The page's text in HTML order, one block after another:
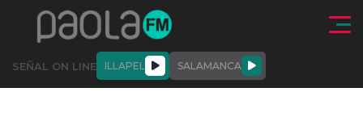
Click acá para ir directamente al contenido
SEÑAL ON LINE ILLAPEL SALAMANCA